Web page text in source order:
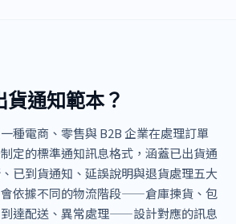
通知範本？
種電商、零售與 B2B 企業在處理訂單
定的標準通知訊息格式，涵蓋已出貨通
已到貨通知、延誤說明與退貨處理五大
依據不同的物流階段——倉庫揀貨、包
達配送、異常處理——設計對應的訊息